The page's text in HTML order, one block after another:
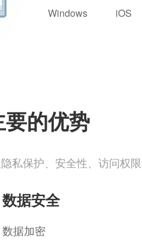
Windows iOS
要的优势
私保护、安全性、访问权
数据安全
数据加密